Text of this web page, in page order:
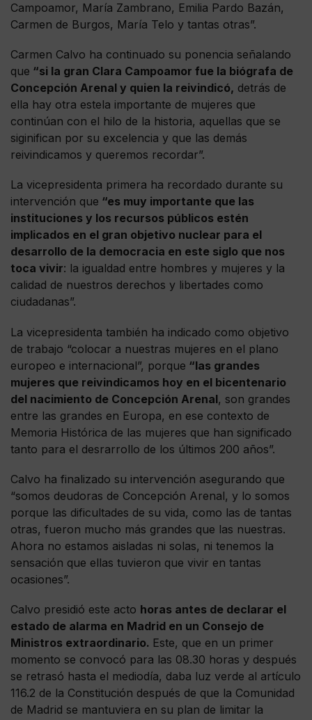
Campoamor, María Zambrano, Emilia Pardo Bazán,
Carmen de Burgos, María Telo y tantas otras”.
Carmen Calvo ha continuado su ponencia señalando
que “si la gran Clara Campoamor fue la biógrafa de
Concepción Arenal y quien la reivindicó, detrás de
ella hay otra estela importante de mujeres que
continúan con el hilo de la historia, aquellas que se
siginifican por su excelencia y que las demás
reivindicamos y queremos recordar”.
La vicepresidenta primera ha recordado durante su
intervención que “es muy importante que las
instituciones y los recursos públicos estén
implicados en el gran objetivo nuclear para el
desarrollo de la democracia en este siglo que nos
toca vivir: la igualdad entre hombres y mujeres y la
calidad de nuestros derechos y libertades como
ciudadanas”.
La vicepresidenta también ha indicado como objetivo
de trabajo “colocar a nuestras mujeres en el plano
europeo e internacional”, porque “las grandes
mujeres que reivindicamos hoy en el bicentenario
del nacimiento de Concepción Arenal, son grandes
entre las grandes en Europa, en ese contexto de
Memoria Histórica de las mujeres que han significado
tanto para el desrarrollo de los últimos 200 años”.
Calvo ha finalizado su intervención asegurando que
“somos deudoras de Concepción Arenal, y lo somos
porque las dificultades de su vida, como las de tantas
otras, fueron mucho más grandes que las nuestras.
Ahora no estamos aisladas ni solas, ni tenemos la
sensación que ellas tuvieron que vivir en tantas
ocasiones”.
Calvo presidió este acto horas antes de declarar el
estado de alarma en Madrid en un Consejo de
Ministros extraordinario. Este, que en un primer
momento se convocó para las 08.30 horas y después
se retrasó hasta el mediodía, daba luz verde al artículo
116.2 de la Constitución después de que la Comunidad
de Madrid se mantuviera en su plan de limitar la